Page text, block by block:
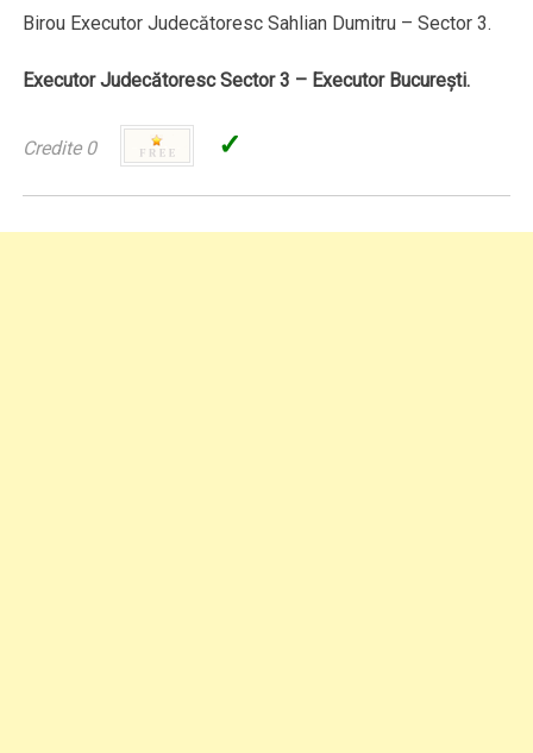
Birou Executor Judecătoresc Sahlian Dumitru – Sector 3.
Executor Judecătoresc Sector 3 – Executor Bucureşti.
Credite 0 ✓